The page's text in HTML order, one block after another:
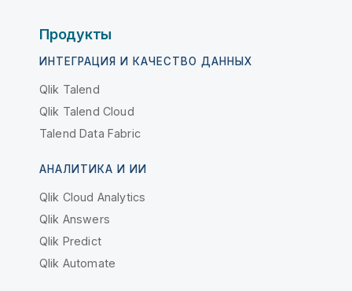
Продукты
ИНТЕГРАЦИЯ И КАЧЕСТВО ДАННЫХ
Qlik Talend
Qlik Talend Cloud
Talend Data Fabric
АНАЛИТИКА И ИИ
Qlik Cloud Analytics
Qlik Answers
Qlik Predict
Qlik Automate